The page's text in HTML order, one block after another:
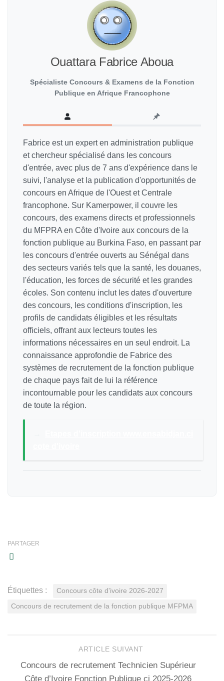
Ouattara Fabrice Aboua
Spécialiste Concours & Examens de la Fonction
Publique en Afrique Francophone
Fabrice est un expert en administration publique
et chercheur spécialisé dans les concours
d'entrée, avec plus de 7 ans d'expérience dans le
suivi, l'analyse et la publication d'opportunités de
concours en Afrique de l'Ouest et Centrale
francophone. Sur Kamerpower, il couvre les
concours, des examens directs et professionnels
du MFPRA en Côte d'Ivoire aux concours de la
fonction publique au Burkina Faso, en passant par
les concours d'entrée ouverts au Sénégal dans
des secteurs variés tels que la santé, les douanes,
l'éducation, les forces de sécurité et les grandes
écoles. Son contenu inclut les dates d'ouverture
des concours, les conditions d'inscription, les
profils de candidats éligibles et les résultats
officiels, offrant aux lecteurs toutes les
informations nécessaires en un seul endroit. La
connaissance approfondie de Fabrice des
systèmes de recrutement de la fonction publique
de chaque pays fait de lui la référence
incontournable pour les candidats aux concours
de toute la région.
PARTAGER
Étiquettes : Concours côte d'ivoire 2026-2027
Concours de recrutement de la fonction publique MFPMA
ARTICLE SUIVANT
Concours de recrutement Technicien Supérieur
Côte d’Ivoire Fonction Publique ci 2025-2026